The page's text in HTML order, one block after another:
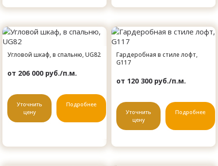
Угловой шкаф, в спальню, UG82
от 206 000 руб./п.м.
Уточнить
цену
Подробнее
Гардеробная в стиле лофт,
G117
от 120 300 руб./п.м.
Уточнить
цену
Подробнее